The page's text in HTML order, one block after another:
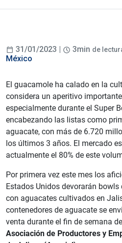
31/01/2023 | 3min de
México
El guacamole ha calado en la
considera un aperitivo
especialmente durante el Super
encabezando las listas como
aguacate, con más de 6.720
los últimos 3 años. El mercado
actualmente el 80% de este
Por primera vez este mes los
Estados Unidos devorarán
con aguacates cultivados en
contenedores de aguacate se
venta durante el fin de semana
Asociación de Productores y